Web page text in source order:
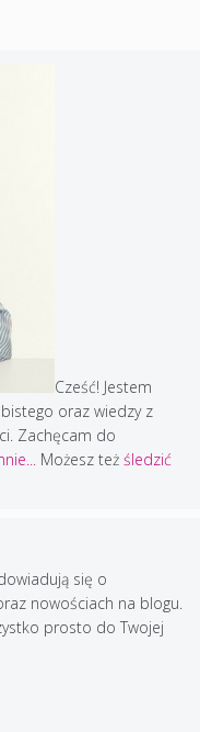
Cześć! Jestem
oraz wiedzy z
Zachęcam do
Możesz też śledzić
się o
nowościach na blogu.
prosto do Twojej